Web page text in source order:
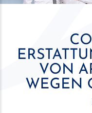
VON
WEGEN